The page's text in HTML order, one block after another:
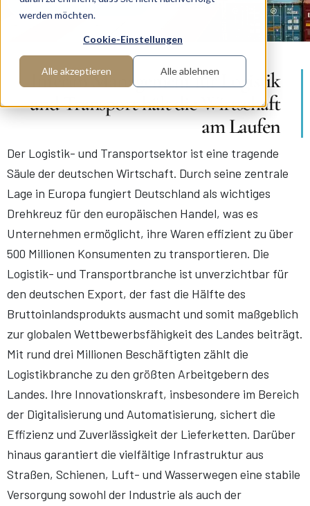
werden möchten.
Cookie-Einstellungen
Alle akzeptieren Alle ablehnen
Interim Management für Logistik
und Transport hält die Wirtschaft
am Laufen
Der Logistik- und Transportsektor ist eine tragende
Säule der deutschen Wirtschaft. Durch seine zentrale
Lage in Europa fungiert Deutschland als wichtiges
Drehkreuz für den europäischen Handel, was es
Unternehmen ermöglicht, ihre Waren effizient zu über
500 Millionen Konsumenten zu transportieren. Die
Logistik- und Transportbranche ist unverzichtbar für
den deutschen Export, der fast die Hälfte des
Bruttoinlandsprodukts ausmacht und somit maßgeblich
zur globalen Wettbewerbsfähigkeit des Landes beiträgt.
Mit rund drei Millionen Beschäftigten zählt die
Logistikbranche zu den größten Arbeitgebern des
Landes. Ihre Innovationskraft, insbesondere im Bereich
der Digitalisierung und Automatisierung, sichert die
Effizienz und Zuverlässigkeit der Lieferketten. Darüber
hinaus garantiert die vielfältige Infrastruktur aus
Straßen, Schienen, Luft- und Wasserwegen eine stabile
Versorgung sowohl der Industrie als auch der